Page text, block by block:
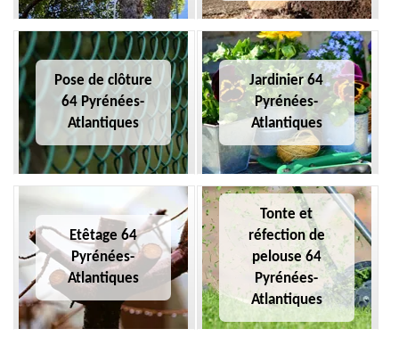
Pose de clôture
64 Pyrénées-
Atlantiques
Jardinier 64
Pyrénées-
Atlantiques
Etêtage 64
Pyrénées-
Atlantiques
Tonte et
réfection de
pelouse 64
Pyrénées-
Atlantiques